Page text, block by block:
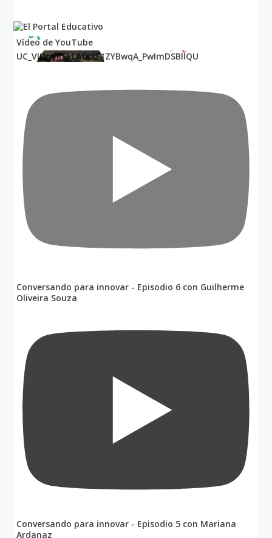
Vídeo de YouTube
UC_VIUnVRSkLAfKkF1ZYBwqA_PwImDSBllQU
Conversando para innovar - Episodio 6 con Guilherme
Oliveira Souza
Conversando para innovar - Episodio 5 con Mariana
Ardanaz